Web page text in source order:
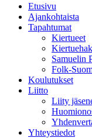
Etusivu
Ajankohtaista
Tapahtumat
Kiertueet
Samuelin
Folk-
Koulutukset
Liitto
Liity
Yhteystiedot